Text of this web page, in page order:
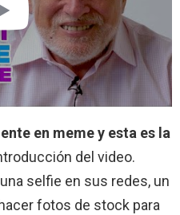
en meme y esta es la
del video.
selfie en sus redes, un
fotos de stock para